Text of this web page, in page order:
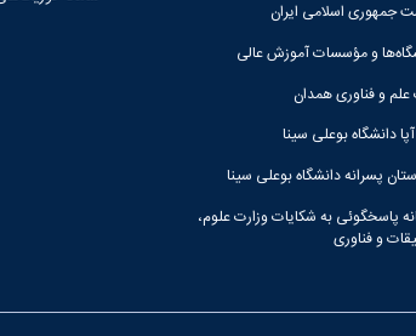
جمهوری اسلامی ایران
و مؤسسات آموزش عالی
علم و فناوری همدان
آپا دانشگاه بوعلی سینا
پسرانه دانشگاه بوعلی سینا
پاسخگوئی به شکایات وزارت علوم،
و فناوری